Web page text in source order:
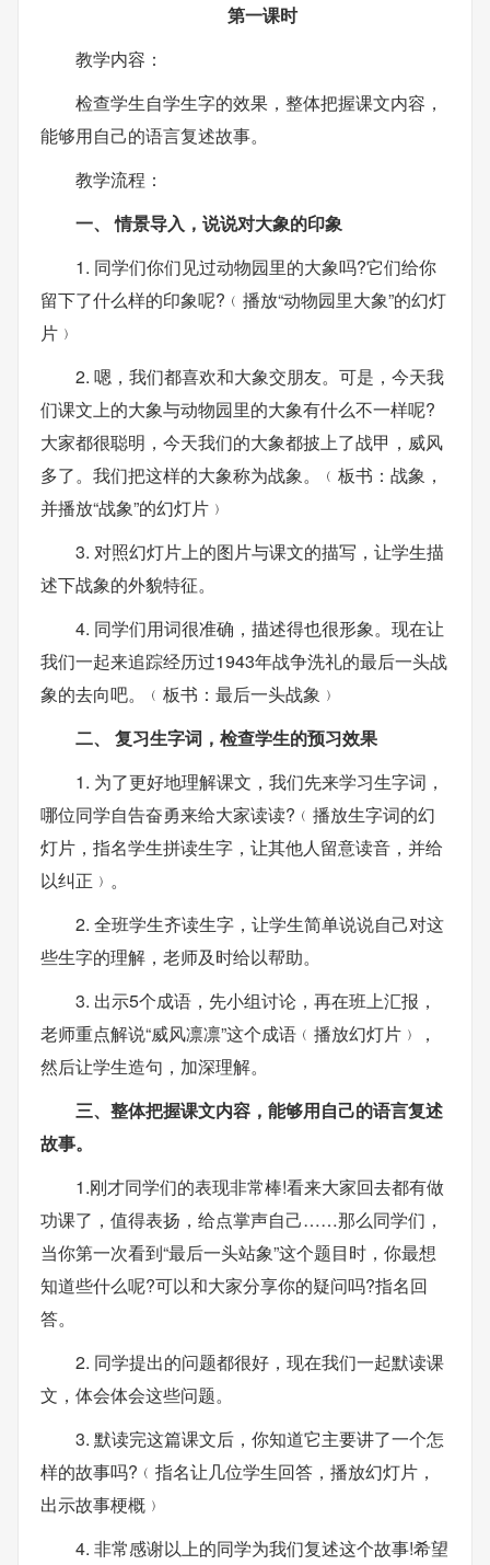
第一课时
教学内容：
检查学生自学生字的效果，整体把握课文内容，
能够用自己的语言复述故事。
教学流程：
一、 情景导入，说说对大象的印象
1. 同学们你们见过动物园里的大象吗?它们给你
留下了什么样的印象呢?﹙播放“动物园里大象”的幻灯
片﹚
2. 嗯，我们都喜欢和大象交朋友。可是，今天我
们课文上的大象与动物园里的大象有什么不一样呢?
大家都很聪明，今天我们的大象都披上了战甲，威风
多了。我们把这样的大象称为战象。﹙板书：战象，
并播放“战象”的幻灯片﹚
3. 对照幻灯片上的图片与课文的描写，让学生描
述下战象的外貌特征。
4. 同学们用词很准确，描述得也很形象。现在让
我们一起来追踪经历过1943年战争洗礼的最后一头战
象的去向吧。﹙板书：最后一头战象﹚
二、 复习生字词，检查学生的预习效果
1. 为了更好地理解课文，我们先来学习生字词，
哪位同学自告奋勇来给大家读读?﹙播放生字词的幻
灯片，指名学生拼读生字，让其他人留意读音，并给
以纠正﹚。
2. 全班学生齐读生字，让学生简单说说自己对这
些生字的理解，老师及时给以帮助。
3. 出示5个成语，先小组讨论，再在班上汇报，
老师重点解说“威风凛凛”这个成语﹙播放幻灯片﹚，
然后让学生造句，加深理解。
三、整体把握课文内容，能够用自己的语言复述
故事。
1.刚才同学们的表现非常棒!看来大家回去都有做
功课了，值得表扬，给点掌声自己……那么同学们，
当你第一次看到“最后一头站象”这个题目时，你最想
知道些什么呢?可以和大家分享你的疑问吗?指名回
答。
2. 同学提出的问题都很好，现在我们一起默读课
文，体会体会这些问题。
3. 默读完这篇课文后，你知道它主要讲了一个怎
样的故事吗?﹙指名让几位学生回答，播放幻灯片，
出示故事梗概﹚
4. 非常感谢以上的同学为我们复述这个故事!希望